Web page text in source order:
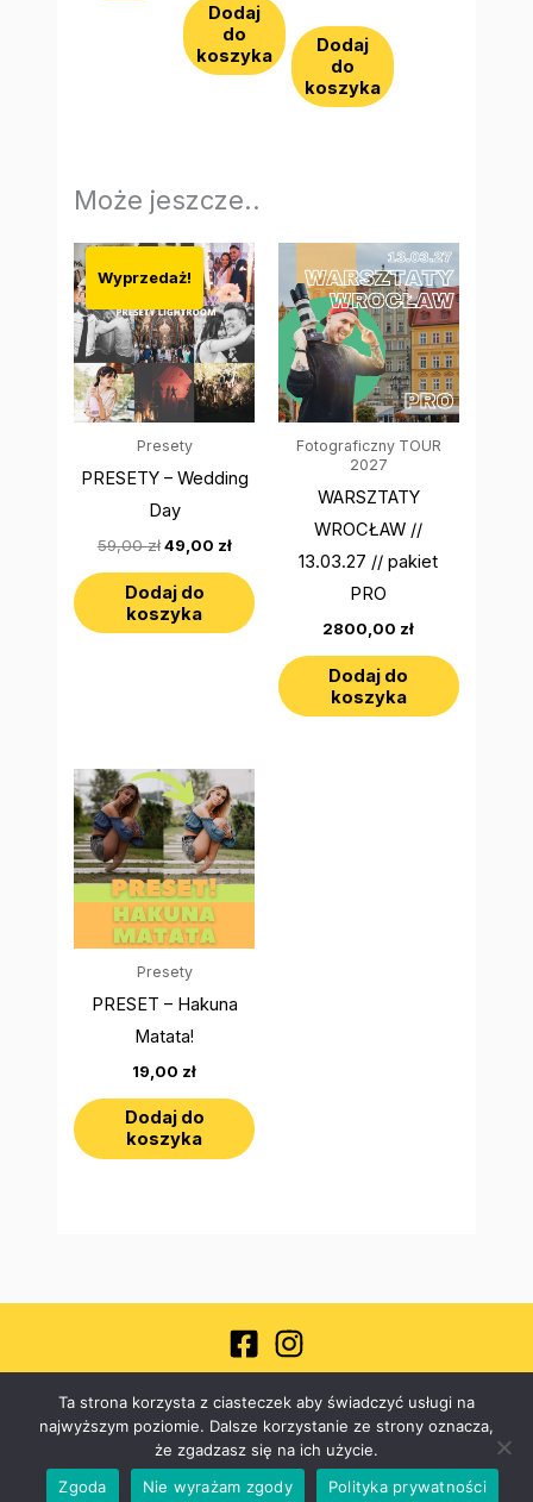
Dodaj
do
koszyka
Dodaj
do
koszyka
Może jeszcze..
Wyprzedaż!
Presety
PRESETY – Wedding
Day
59,00zł
Pierwotna
cena
wynosiła:
59,00 zł.
49,00 zł
Aktualna
cena
wynosi:
49,00 zł.
Dodaj do
koszyka
Fotograficzny TOUR
2027
WARSZTATY
WROCŁAW //
13.03.27 // pakiet
PRO
2800,00 zł
Dodaj do
koszyka
Presety
PRESET – Hakuna
Matata!
19,00 zł
Dodaj do
koszyka
Polityka prywatności
Regulamin
Ta strona korzysta z ciasteczek aby świadczyć usługi na
najwyższym poziomie. Dalsze korzystanie ze strony oznacza,
że zgadzasz się na ich użycie.
Zgoda
Nie wyrażam zgody Polityka prywatności